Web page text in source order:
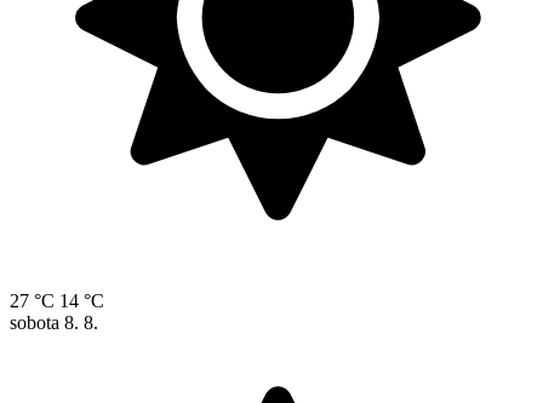
27 °C 14 °C
sobota 8. 8.